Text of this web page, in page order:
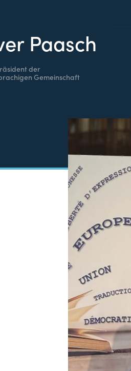
Paasch
der
Gemeinschaft